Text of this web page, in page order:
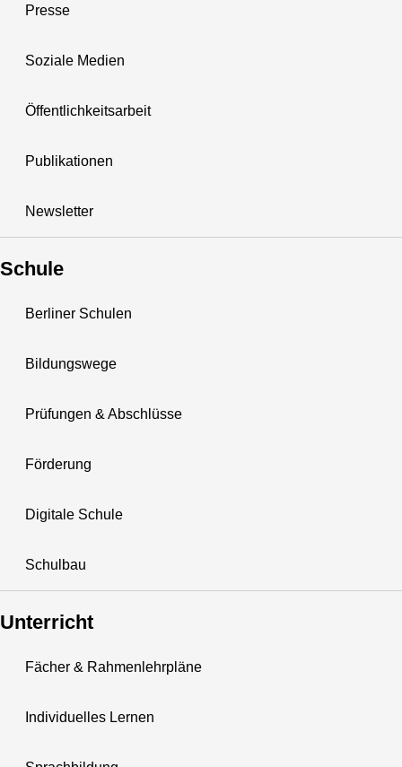
Presse
Soziale Medien
Öffentlichkeitsarbeit
Publikationen
Newsletter
Schule
Berliner Schulen
Bildungswege
Prüfungen & Abschlüsse
Förderung
Digitale Schule
Schulbau
Unterricht
Fächer & Rahmenlehrpläne
Individuelles Lernen